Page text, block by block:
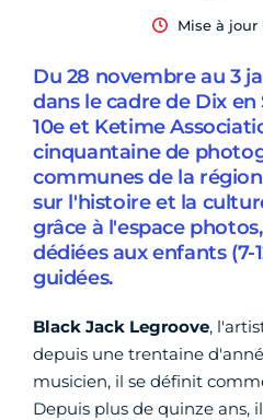
Mise à jour
Du 28 novembre au 3
dans le cadre de Dix en
10e et Ketime
cinquantaine de
communes de la région
sur l'histoire et la
grâce à l'espace
dédiées aux enfants (7-
guidées.
Black Jack Legroove,
depuis une trentaine
musicien, il se définit
Depuis plus de quinze ans,